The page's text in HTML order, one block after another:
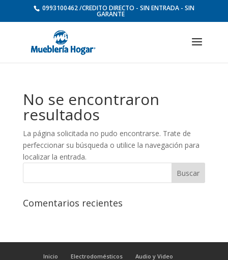
0993100462 /CREDITO DIRECTO - SIN ENTRADA - SIN
GARANTE
No se encontraron
resultados
La página solicitada no pudo encontrarse. Trate de
perfeccionar su búsqueda o utilice la navegación para
localizar la entrada.
Comentarios recientes
Inicio Electrodomésticos
Audio y Video